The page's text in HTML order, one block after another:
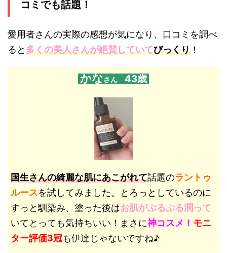
コミでも話題！
愛用者さんの実際の感想が気になり、口コミを調べ
ると多くの美人さんが絶賛していてびっくり ！
かなさん 43歳
国生さんの綺麗な肌にあこがれて話題のラントゥ
ルースを試してみました。
とろっとしているのに
すっと馴染み、塗った後はお肌がぷるぷる潤って
いてとっても気持ちいい！まさに神コスメ！ モニ
ター評価3冠も伊達じゃないですね♪